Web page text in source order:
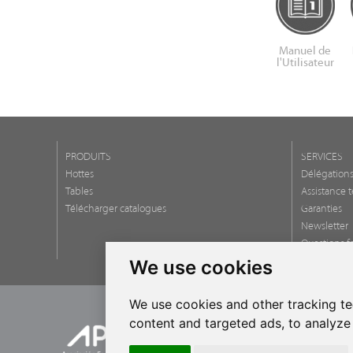
We use cookies
We use cookies and other tracking
content and targeted ads, to
Manuel de
l'Utilisateur
PRODUITS
Hottes
Tables
Télécharger catalogues
SERVICES
Délégations
Assistance
Garanties
Newsletter
Questions